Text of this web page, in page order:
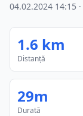
04.02.2024 14:15 ·
1.6 km
Distanță
29m
Durată